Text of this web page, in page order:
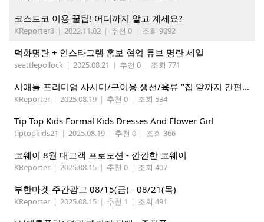
코스트코 이용 꿀팁! 어디까지 알고 계세요?
KReporter3 | 2022.11.02 | 추천 0 | 조회 9092
덕화명란 + 인스타그램 홍보 협업 튜브 명란 세일
seattlepollock | 2025.08.21 | 추천 0 | 조회 771
시애틀 프리미엄 사시미/구이용 생선/육류 "집 앞까지 간편하게" – 영오션샵닷컴
KReporter | 2025.08.19 | 추천 0 | 조회 534
Tip Top Kids Formal Kids Dresses And Flower Girl
tiptopkids21 | 2025.08.19 | 추천 0 | 조회 366
코웨이 8월 대고객 프로모션 - 깐깐한 코웨이
KReporter | 2025.08.15 | 추천 0 | 조회 407
부한마켓 주간광고 08/15(금) - 08/21(목)
KReporter | 2025.08.15 | 추천 1 | 조회 491